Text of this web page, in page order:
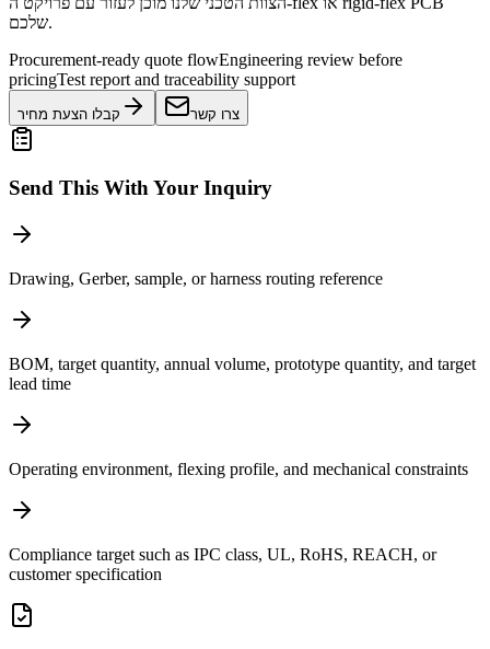
שלכם.
Procurement-ready quote flowEngineering review before
pricingTest report and traceability support
קבלו הצעת מחיר צרו קשר
Send This With Your Inquiry
Drawing, Gerber, sample, or harness routing reference
BOM, target quantity, annual volume, prototype quantity, and target
lead time
Operating environment, flexing profile, and mechanical constraints
Compliance target such as IPC class, UL, RoHS, REACH, or
customer specification